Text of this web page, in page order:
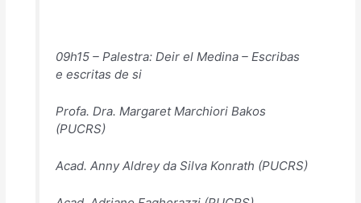
09h15 – Palestra: Deir el Medina – Escribas
e escritas de si
Profa. Dra. Margaret Marchiori Bakos
(PUCRS)
Acad. Anny Aldrey da Silva Konrath (PUCRS)